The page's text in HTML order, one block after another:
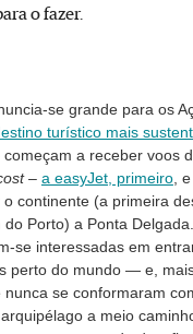
o fazer.
se grande para os
turístico mais
a receber voos
– a easyJet, primeiro, e
o continente (a primeira
Porto) a Ponta
se interessadas em
perto do mundo — e,
nunca se conformaram
a meio